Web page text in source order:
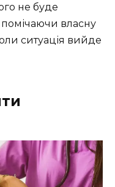
не буде
помічаючи власну
ситуація вийде